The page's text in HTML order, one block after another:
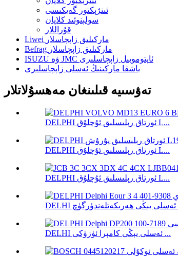
ئىنژېكتور گەيكىسى
سولېنوئىد كلاپان
قۇراللار
Liwei ماركىلىق زاپچاسلار
Befrag ماركىلىق زاپچاسلار
ISUZU ۋە JMC ئاپتوموبىل زاپچاسلىرى
باشقا ماركىنىڭ ئەسلى زاپچاسلىرى
تەۋسىيە قىلىنغان مەھسۇلاتلار
DELPHI ئورتاق رېلىسلىق ئۇچلۇق L...
DELPHI ئورتاق رېلىسلىق ئۇچلۇق L...
DELPHI ئورتاق رېلىسلىق ئۇچلۇق L...
DELHI ئەسلى يېڭى كامېرا ئۈزۈكى ...